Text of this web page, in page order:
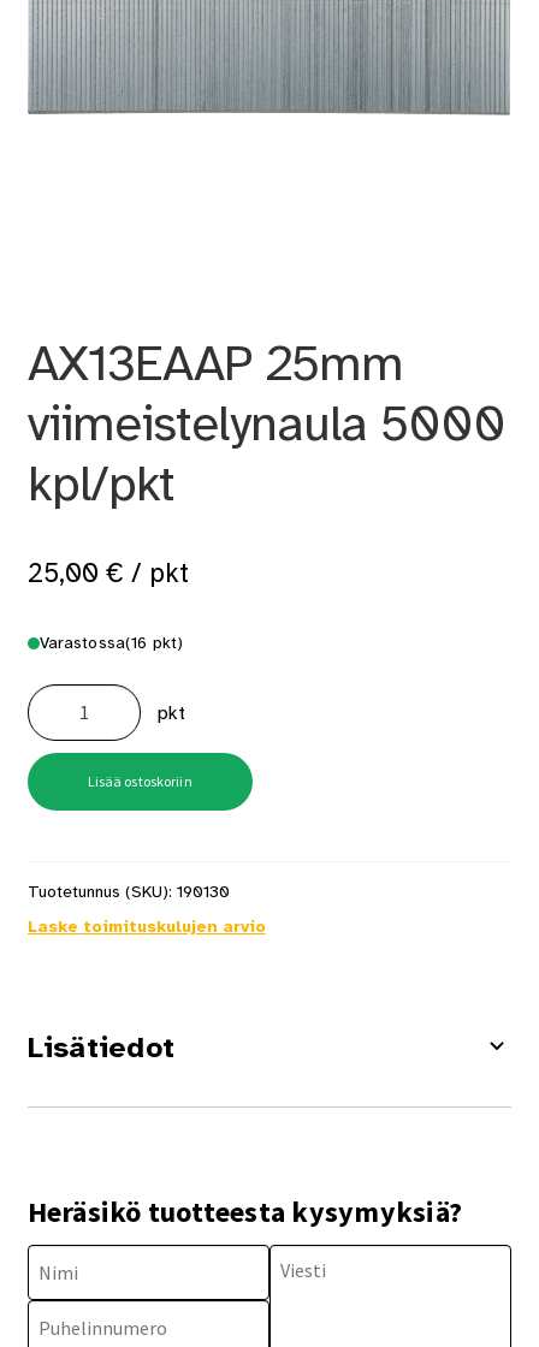
AX13EAAP 25mm
viimeistelynaula 5000
kpl/pkt
25,00 € / pkt
Varastossa(16 pkt)
AX13EAAP
25mm
viimeistelynaula
5000
kpl/pkt
määrä
pkt
Lisää ostoskoriin
Tuotetunnus (SKU): 190130
Laske toimituskulujen arvio
Lisätiedot
Heräsikö tuotteesta kysymyksiä?